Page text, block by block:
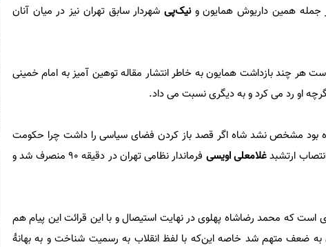
نیک‌پی شهردار سابق تهران نیز در میان آنان
هر چند بازداشت همایون به خاطر انتشار مقاله توهین آمیز به امام خمینی
بود مشخص نشد شاه اگر قصد باز کردن فضای سیاسی را داشت چرا حکومت
ارتشبدغلامعلی اویسی
فرماندار نظامی تهران در دقیقه 90 منصرف شد و
توضیحات می‌توان گفت: 14 آبان 57 روزی است که محمد رضا‌شاه پهلوی در نهایت استیصال و با این قرائت این پیام هم
به ضعف متهم شد خاصه این‌که با لفظ انقلاب به رسمیت شناخت و به بهانۀ